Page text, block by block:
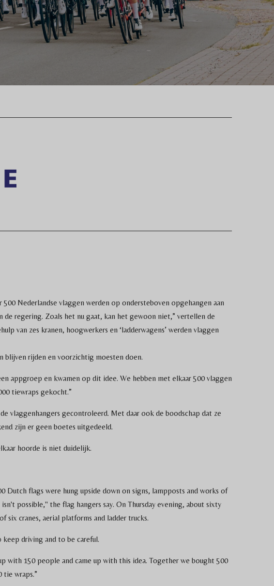
Nederlandse vlaggen werden op ondersteboven opgehangen aan
regering. Zoals het nu gaat, kan het gewoon niet,” vertellen de
van zes kranen, hoogwerkers en ‘ladderwagens’ werden vlaggen
blijven rijden en voorzichtig moesten doen.
appgroep en kwamen op dit idee. We hebben met elkaar 500 vlaggen
tiewraps gekocht.”
vlaggenhangers gecontroleerd. Met daar ook de boodschap dat ze
zijn er geen boetes uitgedeeld.
hoorde is niet duidelijk.
Dutch flags were hung upside down on signs, lampposts and works of
possible," the flag hangers say. On Thursday evening, about sixty
six cranes, aerial platforms and ladder trucks.
driving and to be careful.
with 150 people and came up with this idea. Together we bought 500
tie wraps.”